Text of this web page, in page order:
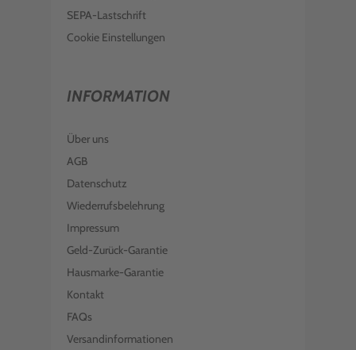
BROTHER TONER TN-321C CYAN
€ 90,99
SEPA-Lastschrift
Cookie Einstellungen
INFORMATION
Über uns
AGB
Datenschutz
Wiederrufsbelehrung
Impressum
Geld-Zurück-Garantie
Hausmarke-Garantie
Kontakt
FAQs
Versandinformationen